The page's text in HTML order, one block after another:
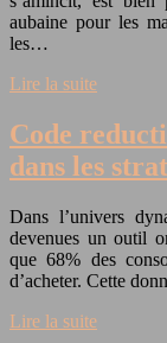
aubaine pour les
les…
Lire la suite
Code
dans les
Dans l’univers
devenues un outil
que 68% des
d’acheter. Cette
Lire la suite